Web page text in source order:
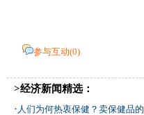
参与互动(0)
>经济新闻精选：
· 人们为何热衷保健？卖保健品